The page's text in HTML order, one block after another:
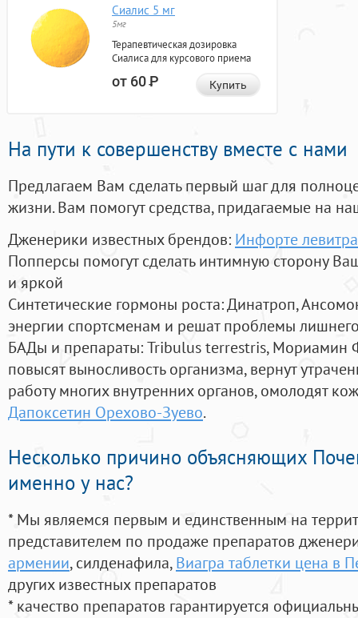
Сиалис 5 мг
5мг
Терапевтическая дозировка
Сиалиса для курсового приема
от 60Р Купить
На пути к совершенству вместе с нами
Предлагаем Вам сделать первый шаг для
жизни. Вам помогут средства, придагаемые на
Дженерики известных брендов: Инфорте левитра
Попперсы помогут сделать интимную сторону
и яркой
Синтетические гормоны роста: Динатроп,
энергии спортсменам и решат проблемы
БАДы и препараты:Tribulus terrestris, Мориамин
повысят выносливость организма, вернут
работу многих внутренних органов, омолодят
Дапоксетин Орехово-Зуево.
Несколько причино объясняющих
именно у нас?
* Мы являемся первым и единственным на
представителем по продаже препаратов
армении, силденафила, Виагра таблетки цена в
других известных препаратов
* качество препаратов гарантируется